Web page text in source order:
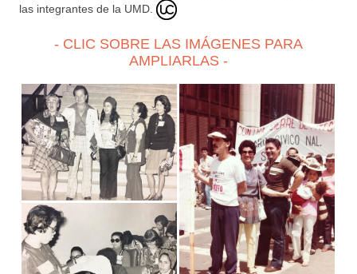
las integrantes de la UMD.
- CLIC SOBRE LAS IMÁGENES PARA
AMPLIARLAS -